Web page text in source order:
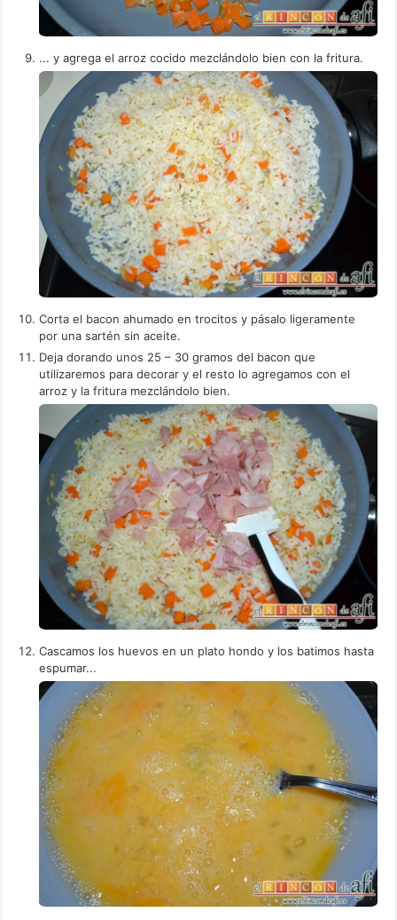
... y agrega el arroz cocido mezclándolo bien con la fritura.
Corta el bacon ahumado en trocitos y pásalo ligeramente
por una sartén sin aceite.
Deja dorando unos 25 – 30 gramos del bacon que
utilizaremos para decorar y el resto lo agregamos con el
arroz y la fritura mezclándolo bien.
Cascamos los huevos en un plato hondo y los batimos hasta
espumar...